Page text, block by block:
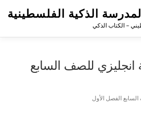
الذكية الفلسطينية
– الكتاب الذكي
للصف السابع
الفصل الأول